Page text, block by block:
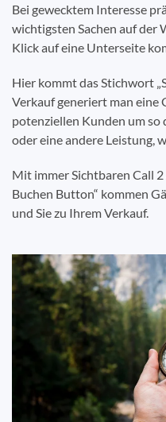
Bei gewecktem Interesse
wichtigsten Sachen auf der
Klick auf eine Unterseite
Hier kommt das Stichwort
Verkauf generiert man eine
potenziellen Kunden um so
oder eine andere Leistung,
Mit immer Sichtbaren Call
Buchen Button“ kommen
und Sie zu Ihrem Verkauf.